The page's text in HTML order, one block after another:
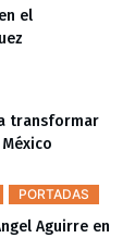
el
transformar
PORTADAS
Aguirre en